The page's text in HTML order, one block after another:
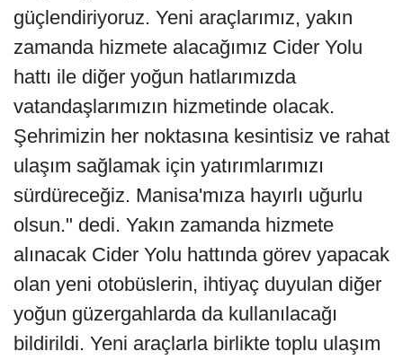
güçlendiriyoruz. Yeni araçlarımız, yakın
zamanda hizmete alacağımız Cider Yolu
hattı ile diğer yoğun hatlarımızda
vatandaşlarımızın hizmetinde olacak.
Şehrimizin her noktasına kesintisiz ve rahat
ulaşım sağlamak için yatırımlarımızı
sürdüreceğiz. Manisa'mıza hayırlı uğurlu
olsun." dedi. Yakın zamanda hizmete
alınacak Cider Yolu hattında görev yapacak
olan yeni otobüslerin, ihtiyaç duyulan diğer
yoğun güzergahlarda da kullanılacağı
bildirildi. Yeni araçlarla birlikte toplu ulaşım